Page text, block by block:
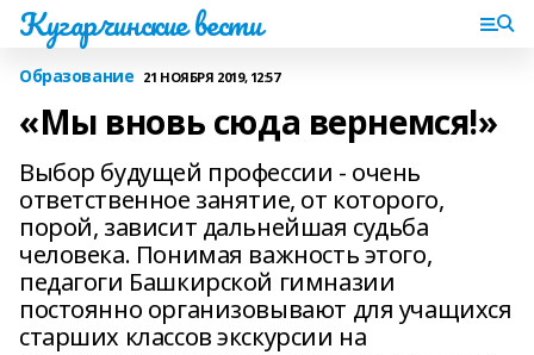
Кугарчинские вести
Образование 21 НОЯБРЯ 2019, 12:57
«Мы вновь сюда вернемся!»
Выбор будущей профессии - очень
ответственное занятие, от которого,
порой, зависит дальнейшая судьба
человека. Понимая важность этого,
педагоги Башкирской гимназии
постоянно организовывают для учащихся
старших классов экскурсии на